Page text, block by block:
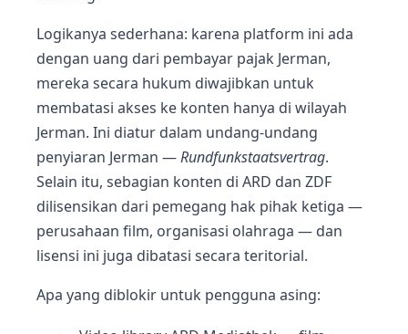
Logikanya sederhana: karena platform ini ada
dengan uang dari pembayar pajak Jerman,
mereka secara hukum diwajibkan untuk
membatasi akses ke konten hanya di wilayah
Jerman. Ini diatur dalam undang-undang
penyiaran Jerman —Rundfunkstaatsvertrag.
Selain itu, sebagian konten di ARD dan ZDF
dilisensikan dari pemegang hak pihak ketiga —
perusahaan film, organisasi olahraga — dan
lisensi ini juga dibatasi secara teritorial.
Apa yang diblokir untuk pengguna asing: